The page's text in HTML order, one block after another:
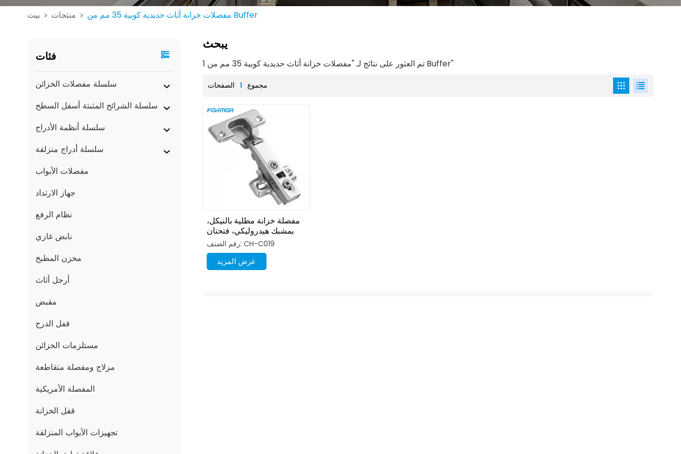
بيت > منتجات > مفصلات خزانة أثاث حديدية كوبية 35 مم من Buffer
فئات
سلسلة مفصلات الخزائن
سلسلة الشرائح المثبتة أسفل السطح
سلسلة أنظمة الأدراج
سلسلة أدراج منزلقة
مفصلات الأبواب
جهاز الارتداد
نظام الرفع
نابض غازي
مخزن المطبخ
أرجل أثاث
مقبض
قفل الدرج
مستلزمات الخزائن
مزلاج ومفصلة متقاطعة
المفصلة الأمريكية
قفل الخزانة
تجهيزات الأبواب المنزلقة
يبحث
1 تم العثور على نتائج لـ "مفصلات خزانة أثاث حديدية كوبية 35 مم من Buffer"
مجموع 1 الصفحات
مفصلة خزانة مطلية بالنيكل،
بمشبك هيدروليكي، فتحتان
رقم الصنف: CH-C019
عرض المزيد